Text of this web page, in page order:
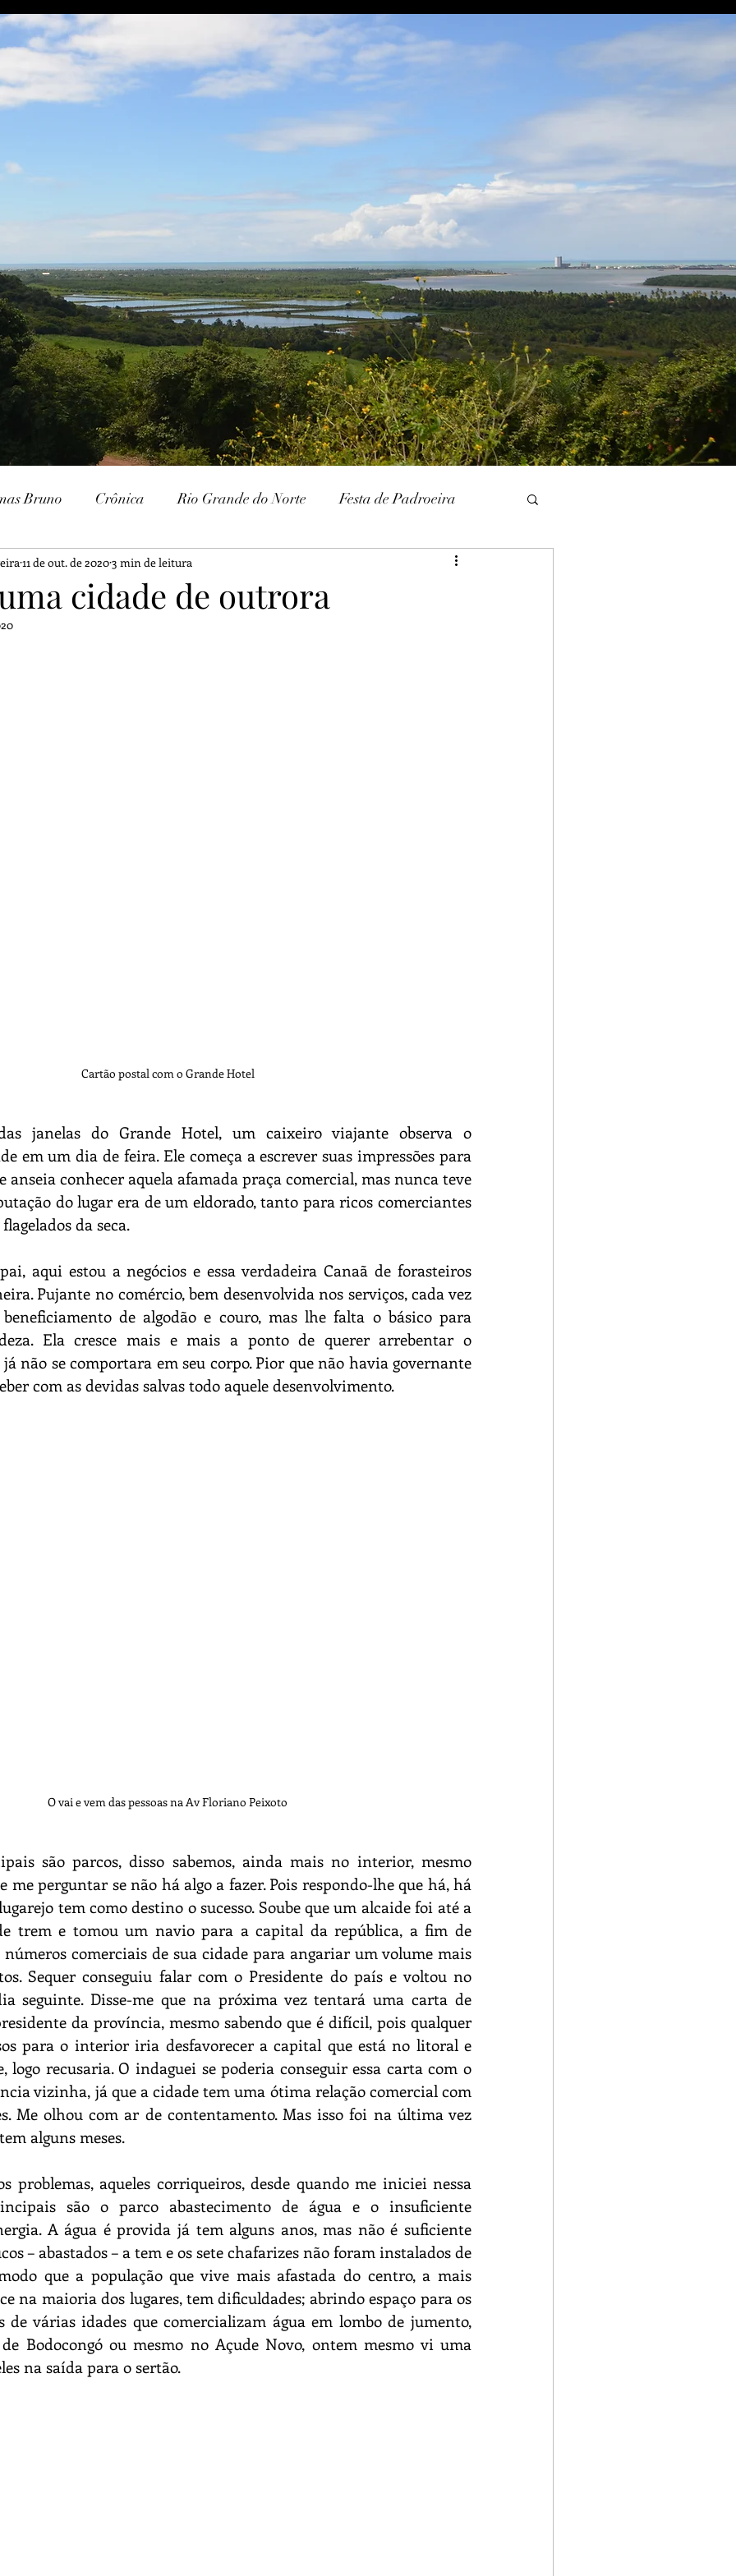
Bruno Crônica Rio Grande do Norte Festa de Padroeira
Paraíba Patrimônio Histórico Literatura
cidade de outrora
11 de out. de 20203 min de leitura
Cartão postal com o Grande Hotel
janelas do Grande Hotel, um caixeiro viajante observa o
em um dia de feira. Ele começa a escrever suas impressões para
anseia conhecer aquela afamada praça comercial, mas nunca teve
do lugar era de um eldorado, tanto para ricos comerciantes
da seca.
aqui estou a negócios e essa verdadeira Canaã de forasteiros
Pujante no comércio, bem desenvolvida nos serviços, cada vez
de algodão e couro, mas lhe falta o básico para
Ela cresce mais e mais a ponto de querer arrebentar o
não se comportara em seu corpo. Pior que não havia governante
com as devidas salvas todo aquele desenvolvimento.
O vai e vem das pessoas na Av Floriano Peixoto
são parcos, disso sabemos, ainda mais no interior, mesmo
me perguntar se não há algo a fazer. Pois respondo-lhe que há, há
tem como destino o sucesso. Soube que um alcaide foi até a
trem e tomou um navio para a capital da república, a fim de
comerciais de sua cidade para angariar um volume mais
Sequer conseguiu falar com o Presidente do país e voltou no
seguinte. Disse-me que na próxima vez tentará uma carta de
da província, mesmo sabendo que é difícil, pois qualquer
para o interior iria desfavorecer a capital que está no litoral e
logo recusaria. O indaguei se poderia conseguir essa carta com o
vizinha, já que a cidade tem uma ótima relação comercial com
Me olhou com ar de contentamento. Mas isso foi na última vez
alguns meses.
problemas, aqueles corriqueiros, desde quando me iniciei nessa
são o parco abastecimento de água e o insuficiente
A água é provida já tem alguns anos, mas não é suficiente
– abastados – a tem e os sete chafarizes não foram instalados de
que a população que vive mais afastada do centro, a mais
na maioria dos lugares, tem dificuldades; abrindo espaço para os
de várias idades que comercializam água em lombo de jumento,
Bodocongó ou mesmo no Açude Novo, ontem mesmo vi uma
na saída para o sertão.